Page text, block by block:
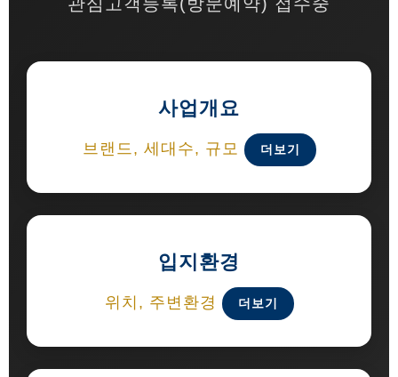
사업개요
브랜드, 세대수, 규모 더보기
입지환경
위치, 주변환경 더보기